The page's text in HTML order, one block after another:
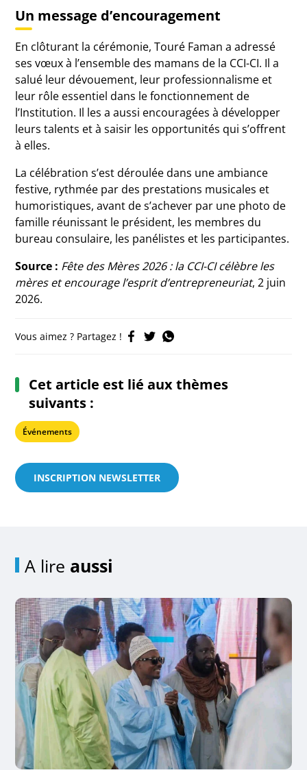
Un message d’encouragement
En clôturant la cérémonie, Touré Faman a adressé
ses vœux à l’ensemble des mamans de la CCI-CI. Il a
salué leur dévouement, leur professionnalisme et
leur rôle essentiel dans le fonctionnement de
l’Institution. Il les a aussi encouragées à développer
leurs talents et à saisir les opportunités qui s’offrent
à elles.
La célébration s’est déroulée dans une ambiance
festive, rythmée par des prestations musicales et
humoristiques, avant de s’achever par une photo de
famille réunissant le président, les membres du
bureau consulaire, les panélistes et les participantes.
Source : Fête des Mères 2026 : la CCI-CI célèbre les
mères et encourage l’esprit d’entrepreneuriat, 2 juin
2026.
Vous aimez ? Partagez !
Cet article est lié aux thèmes
suivants :
Événements
INSCRIPTION NEWSLETTER
A lire aussi